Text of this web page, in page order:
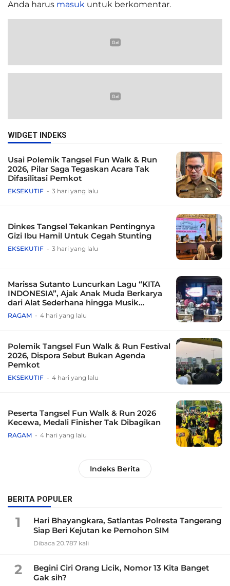
Anda harus masuk untuk berkomentar.
WIDGET INDEKS
Usai Polemik Tangsel Fun Walk & Run
2026, Pilar Saga Tegaskan Acara Tak
Difasilitasi Pemkot
EKSEKUTIF 3 hari yang lalu
Dinkes Tangsel Tekankan Pentingnya
Gizi Ibu Hamil Untuk Cegah Stunting
EKSEKUTIF 3 hari yang lalu
Marissa Sutanto Luncurkan Lagu “KITA
INDONESIA”, Ajak Anak Muda Berkarya
dari Alat Sederhana hingga Musik
Tradisional
RAGAM 4 hari yang lalu
Polemik Tangsel Fun Walk & Run Festival
2026, Dispora Sebut Bukan Agenda
Pemkot
EKSEKUTIF 4 hari yang lalu
Peserta Tangsel Fun Walk & Run 2026
Kecewa, Medali Finisher Tak Dibagikan
RAGAM 4 hari yang lalu
Indeks Berita
BERITA POPULER
1
Hari Bhayangkara, Satlantas Polresta Tangerang
Siap Beri Kejutan ke Pemohon SIM
Dibaca 20.787 kali
2
Begini Ciri Orang Licik, Nomor 13 Kita Banget
Gak sih?